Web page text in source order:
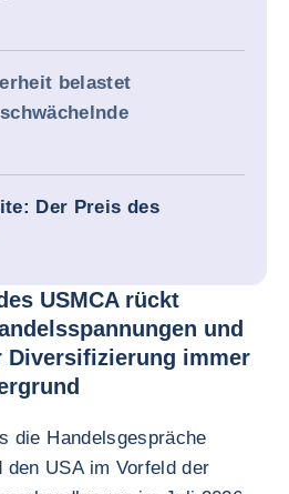
belastet
Der Preis des
USMCA rückt
und
Diversifizierung immer
die Handelsgespräche
den USA im Vorfeld der